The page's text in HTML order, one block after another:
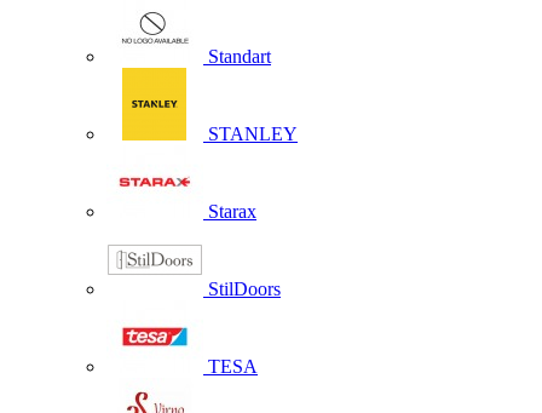
Standart
STANLEY
Starax
StilDoors
TESA